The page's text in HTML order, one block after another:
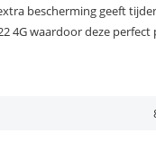
bescherming geeft
4G waardoor deze perfect